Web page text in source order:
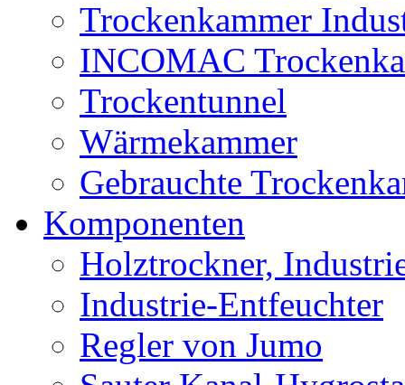
Trockenkammer
INCOMAC
Trockentunnel
Wärmekammer
Gebrauchte
Komponenten
Holztrockner,
Industrie-Entfeuchter
Regler von Jumo